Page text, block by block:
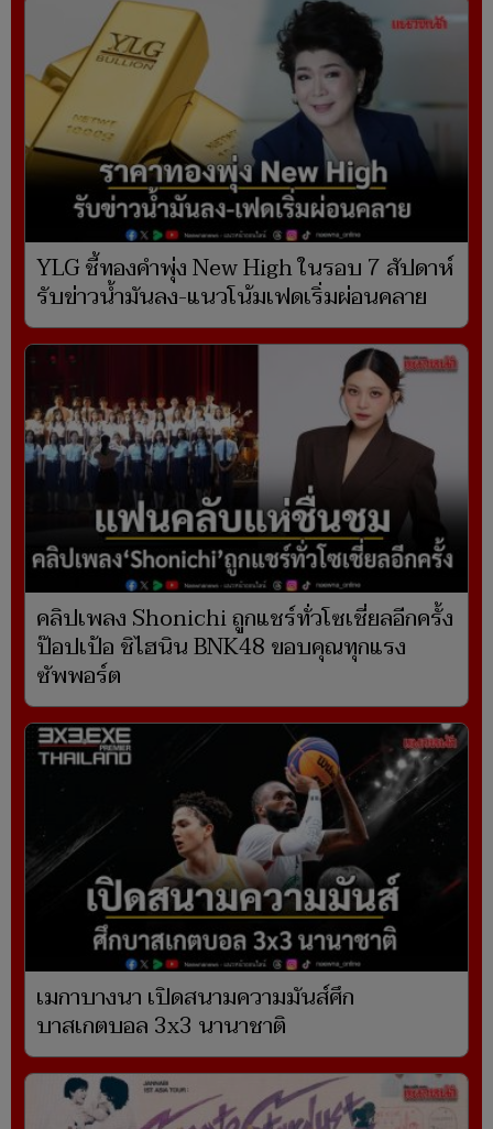
YLG ชี้ทองคำพุ่ง New High ในรอบ 7 สัปดาห์
รับข่าวน้ำมันลง-แนวโน้มเฟดเริ่มผ่อนคลาย
คลิปเพลง Shonichi ถูกแชร์ทั่วโซเชี่ยลอีกครั้ง
ป๊อปเป้อ ชิไฮนิน BNK48 ขอบคุณทุกแรง
ซัพพอร์ต
เมกาบางนา เปิดสนามความมันส์ศึก
บาสเกตบอล 3x3 นานาชาติ